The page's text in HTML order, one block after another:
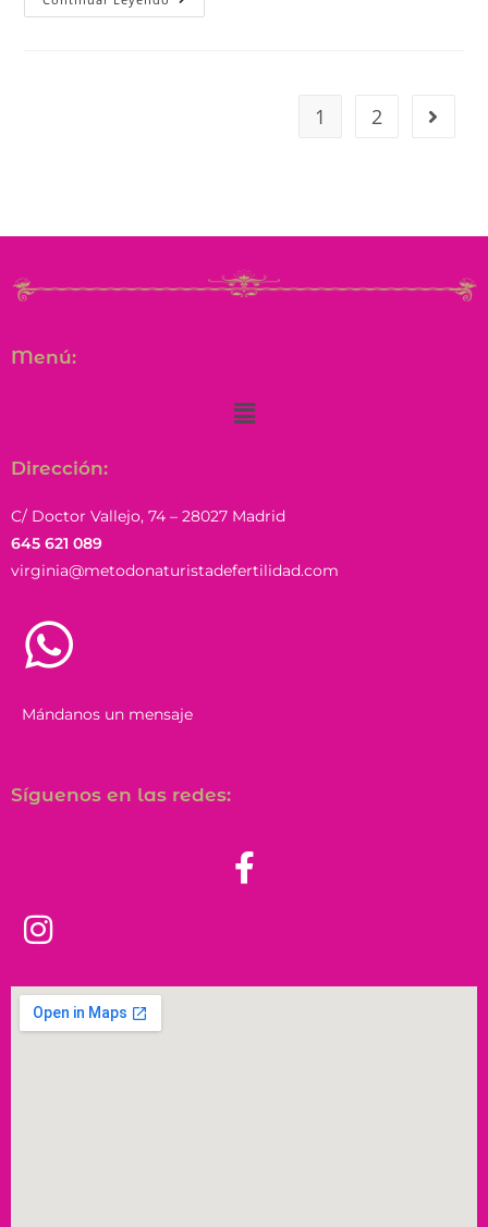
1 2
Menú:
Dirección:
C/ Doctor Vallejo, 74 – 28027 Madrid
645 621 089
virginia@metodonaturistadefertilidad.com
Mándanos un mensaje
Síguenos en las redes: